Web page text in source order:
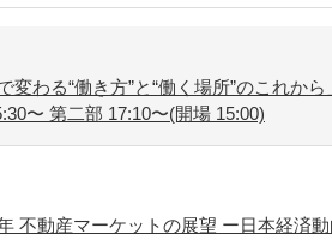
わる“働き方”と“働く場所”のこれから
〜 第二部 17:10〜(開場 15:00)
不動産マーケットの展望 ー日本経済